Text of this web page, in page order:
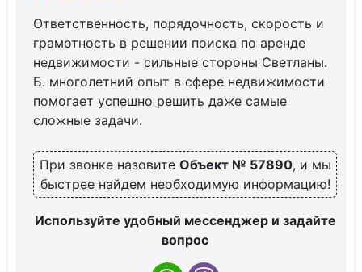
Ответственность, порядочность, скорость и
грамотность в решении поиска по аренде
недвижимости - сильные стороны Светланы.
Б. многолетний опыт в сфере недвижимости
помогает успешно решить даже самые
сложные задачи.
При звонке назовите Объект № 57890, и мы
быстрее найдем необходимую информацию!
Используйте удобный мессенджер и задайте
вопрос